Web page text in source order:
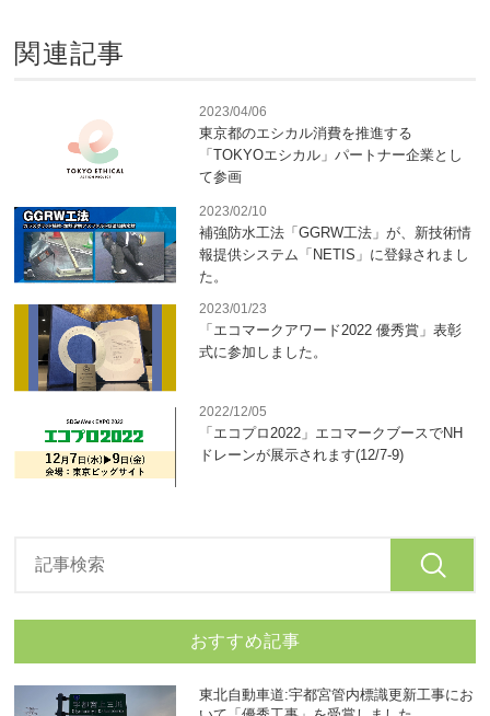
関連記事
2023/04/06
東京都のエシカル消費を推進する
「TOKYOエシカル」パートナー企業とし
て参画
2023/02/10
補強防水工法「GGRW工法」が、新技術情
報提供システム「NETIS」に登録されまし
た。
2023/01/23
「エコマークアワード2022 優秀賞」表彰
式に参加しました。
2022/12/05
「エコプロ2022」エコマークブースでNH
ドレーンが展示されます(12/7-9)
おすすめ記事
東北自動車道:宇都宮管内標識更新工事にお